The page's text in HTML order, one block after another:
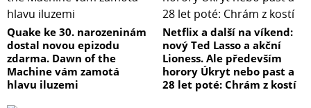
Quake ke 30. narozeninám
dostal novou epizodu
zdarma. Dawn of the
Machine vám zamotá
hlavu iluzemi
Netflix a další na víkend:
nový Ted Lasso a akční
Lioness. Ale především
horory Úkryt nebo past a
28 let poté: Chrám z kostí